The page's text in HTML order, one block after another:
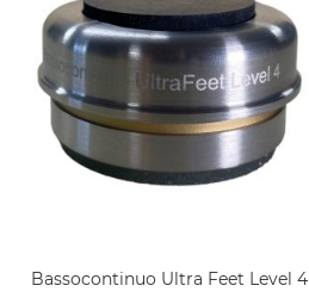
Bassocontinuo Ultra Feet Level 4